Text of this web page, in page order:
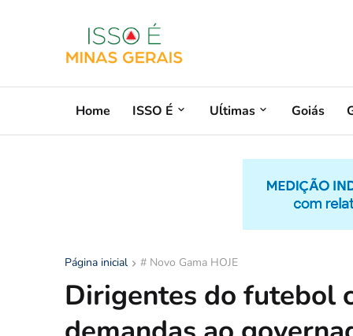
Home ISSO É Uĺtimas Goiás
Página inicial # Novo Gama HOJE
Dirigentes do futebol